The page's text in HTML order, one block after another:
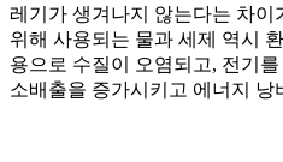
레기가 생겨나지 않는다는 차이
위해 사용되는 물과 세제 역시
용으로 수질이 오염되고, 전기
소배출을 증가시키고 에너지 낭